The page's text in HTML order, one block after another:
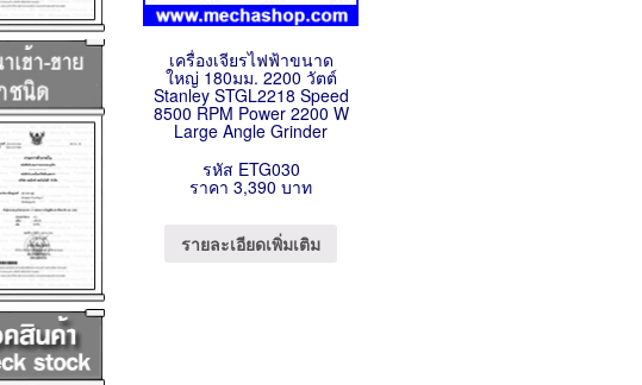
เครื่องเจียรไฟฟ้าขนาด
ใหญ่ 180มม. 2200 วัตต์
Stanley STGL2218 Speed
8500 RPM Power 2200 W
Large Angle Grinder
รหัส ETG030
ราคา 3,390 บาท
รายละเอียดเพิ่มเติม